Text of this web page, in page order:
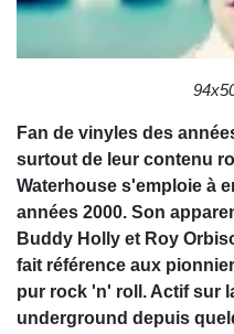
Fan de vinyles des
surtout de leur contenu
Waterhouse s'emploie à
années 2000. Son
Buddy Holly et Roy
fait référence aux
pur rock 'n' roll. Actif sur
underground depuis